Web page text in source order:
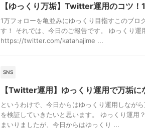
【ゆっくり万垢】Twitter運用のコツ！
1万フォローを亀並みにゆっくり目指すこのブロ
す！ それでは、今日のご報告です。 ゆっくり
https://twitter.com/katahajime ...
SNS
【Twitter運用】ゆっくり運用で万垢に
というわけで、今日からはゆっくり運用しなが
を検証していきたいと思います。 ゆっくり運用
まいりましたが、今日からはゆっくり ...